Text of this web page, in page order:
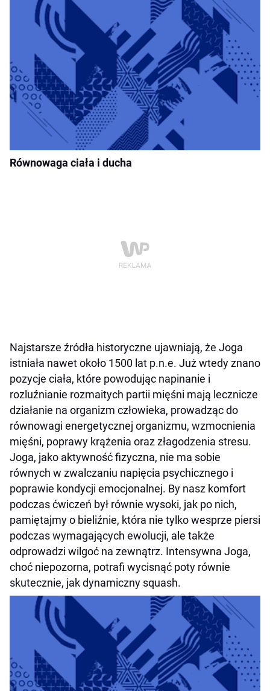
Równowaga ciała i ducha
Najstarsze źródła historyczne ujawniają, że Joga
istniała nawet około 1500 lat p.n.e. Już wtedy znano
pozycje ciała, które powodując napinanie i
rozluźnianie rozmaitych partii mięśni mają lecznicze
działanie na organizm człowieka, prowadząc do
równowagi energetycznej organizmu, wzmocnienia
mięśni, poprawy krążenia oraz złagodzenia stresu.
Joga, jako aktywność fizyczna, nie ma sobie
równych w zwalczaniu napięcia psychicznego i
poprawie kondycji emocjonalnej. By nasz komfort
podczas ćwiczeń był równie wysoki, jak po nich,
pamiętajmy o bieliźnie, która nie tylko wesprze piersi
podczas wymagających ewolucji, ale także
odprowadzi wilgoć na zewnątrz. Intensywna Joga,
choć niepozorna, potrafi wycisnąć poty równie
skutecznie, jak dynamiczny squash.